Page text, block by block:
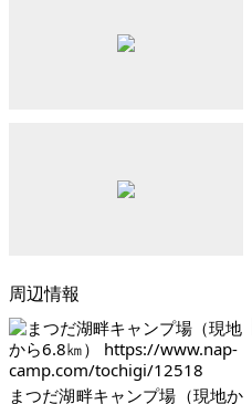
周辺情報
まつだ湖畔キャンプ場（現地か